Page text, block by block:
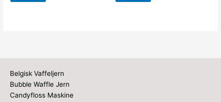
Belgisk Vaffeljern
Bubble Waffle Jern
Candyfloss Maskine